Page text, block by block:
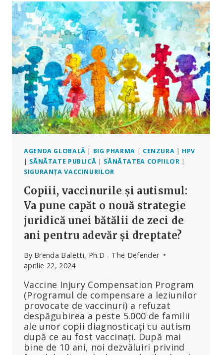
DOVEZI
CĂ
VACCINURILE
COVID-
19
AU
CAUZAT
DECESE
AGENDA GLOBALĂ | BIG PHARMA | CENZURA | HPV
| SĂNĂTATE PUBLICĂ | SĂNĂTATEA COPIILOR |
SIGURANȚA VACCINURILOR
Copiii, vaccinurile și autismul:
Va pune capăt o nouă strategie
juridică unei bătălii de zeci de
ani pentru adevăr și dreptate?
By Brenda Baletti, Ph.D - The Defender
aprilie 22, 2024
Vaccine Injury Compensation Program
(Programul de compensare a leziunilor
provocate de vaccinuri) a refuzat
despăgubirea a peste 5.000 de familii
ale unor copii diagnosticați cu autism
după ce au fost vaccinați. După mai
bine de 10 ani, noi dezvăluiri privind